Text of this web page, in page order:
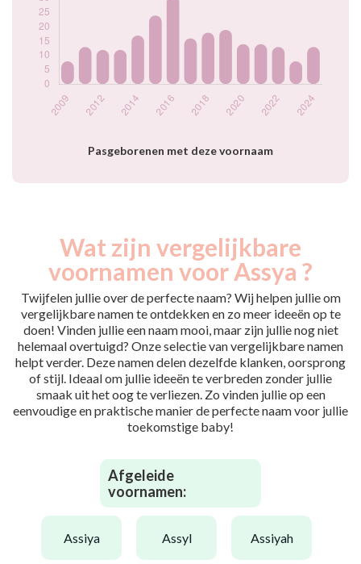
Pasgeborenen met deze voornaam
Popularité du
prénom Assya par
2021
2022
2023
2024
13
Wat zijn vergelijkbare
voornamen voor Assya ?
Twijfelen jullie over de perfecte naam? Wij helpen jullie om
vergelijkbare namen te ontdekken en zo meer ideeën op te
doen! Vinden jullie een naam mooi, maar zijn jullie nog niet
helemaal overtuigd? Onze selectie van vergelijkbare namen
helpt verder. Deze namen delen dezelfde klanken, oorsprong
of stijl. Ideaal om jullie ideeën te verbreden zonder jullie
smaak uit het oog te verliezen. Zo vinden jullie op een
eenvoudige en praktische manier de perfecte naam voor jullie
toekomstige baby!
Afgeleide
voornamen:
assiya assyl assiyah